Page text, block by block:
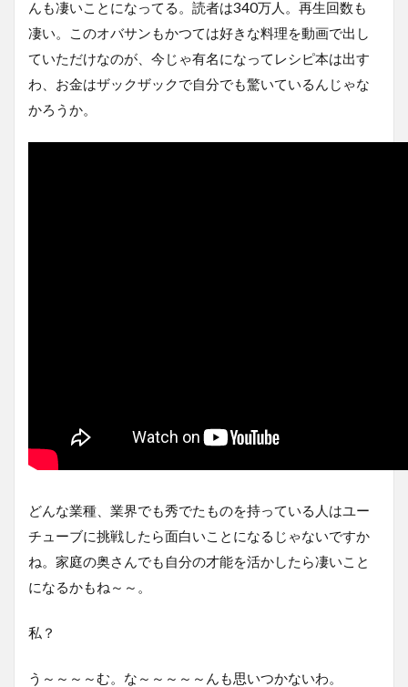
んも凄いことになってる。読者は340万人。再生回数も
凄い。このオバサンもかつては好きな料理を動画で出し
ていただけなのが、今じゃ有名になってレシピ本は出す
わ、お金はザックザックで自分でも驚いているんじゃな
かろうか。
どんな業種、業界でも秀でたものを持っている人はユー
チューブに挑戦したら面白いことになるじゃないですか
ね。家庭の奥さんでも自分の才能を活かしたら凄いこと
になるかもね～～。
私？
う～～～～む。な～～～～～んも思いつかないわ。